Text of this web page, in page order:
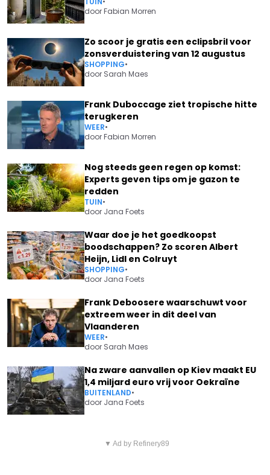
doorFabian Morren
Zo scoor je gratis een eclipsbril voor
zonsverduistering van 12 augustus
SHOPPING•
door Sarah Maes
Frank Duboccage ziet tropische hitte
terugkeren
WEER•
doorFabian Morren
Nog steeds geen regen op komst:
Experts geven tips om je gazon te
redden
TUIN•
door Jana Foets
Waar doe je het goedkoopst
boodschappen? Zo scoren Albert
Heijn, Lidl en Colruyt
SHOPPING•
door Jana Foets
Frank Deboosere waarschuwt voor
extreem weer in dit deel van
Vlaanderen
WEER•
door Sarah Maes
Na zware aanvallen op Kiev maakt EU
1,4 miljard euro vrij voor Oekraïne
BUITENLAND•
door Jana Foets
JAREN NA DE VERDWIJNING
▼ Ad by Refinery89